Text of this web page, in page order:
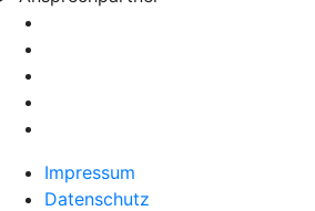
Impressum
Datenschutz